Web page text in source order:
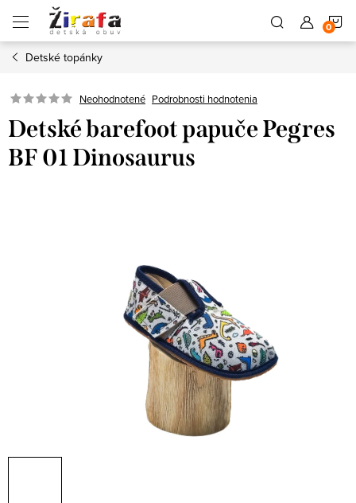
obsah
Detské topánky
Neohodnotené Podrobnosti hodnotenia
Detské barefoot papuče Pegres
BF 01 Dinosaurus